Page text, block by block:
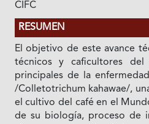
CIFC
RESUMEN
El objetivo de este avance
técnicos y caficultores del
principales de la
/Colletotrichum kahawae/,
el cultivo del café en el
de su biología, proceso de